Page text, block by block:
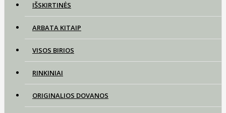
IŠSKIRTINĖS
ARBATA KITAIP
VISOS BIRIOS
RINKINIAI
ORIGINALIOS DOVANOS